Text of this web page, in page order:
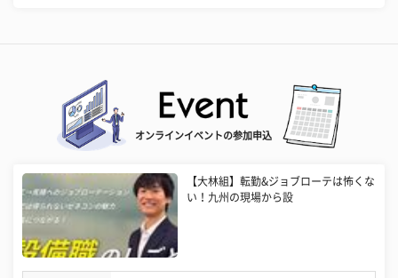
オンラインイベントの参加申込
【大林組】転勤&ジョブローテは怖くな
い！九州の現場から設